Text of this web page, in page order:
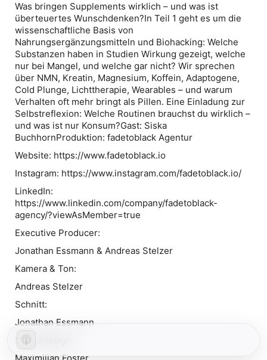
Was bringen Supplements wirklich – und was ist
überteuertes Wunschdenken?In Teil 1 geht es um die
wissenschaftliche Basis von
Nahrungsergänzungsmitteln und Biohacking: Welche
Substanzen haben in Studien Wirkung gezeigt, welche
nur bei Mangel, und welche gar nicht? Wir sprechen
über NMN, Kreatin, Magnesium, Koffein, Adaptogene,
Cold Plunge, Lichttherapie, Wearables – und warum
Verhalten oft mehr bringt als Pillen. Eine Einladung zur
Selbstreflexion: Welche Routinen brauchst du wirklich –
und was ist nur Konsum?Gast: Siska
BuchhornProduktion: fadetoblack Agentur
Website: ⁠⁠⁠⁠https://www.fadetoblack.io⁠⁠⁠⁠
Instagram: ⁠⁠⁠⁠https://www.instagram.com/fadetoblack.io/⁠⁠⁠⁠
LinkedIn:
⁠⁠⁠⁠https://www.linkedin.com/company/fadetoblack-
agency/?viewAsMember=true⁠⁠⁠⁠
Executive Producer:
Jonathan Essmann & Andreas Stelzer
Kamera & Ton:
Andreas Stelzer
Schnitt:
Jonathan Essmann
Sounddesign: